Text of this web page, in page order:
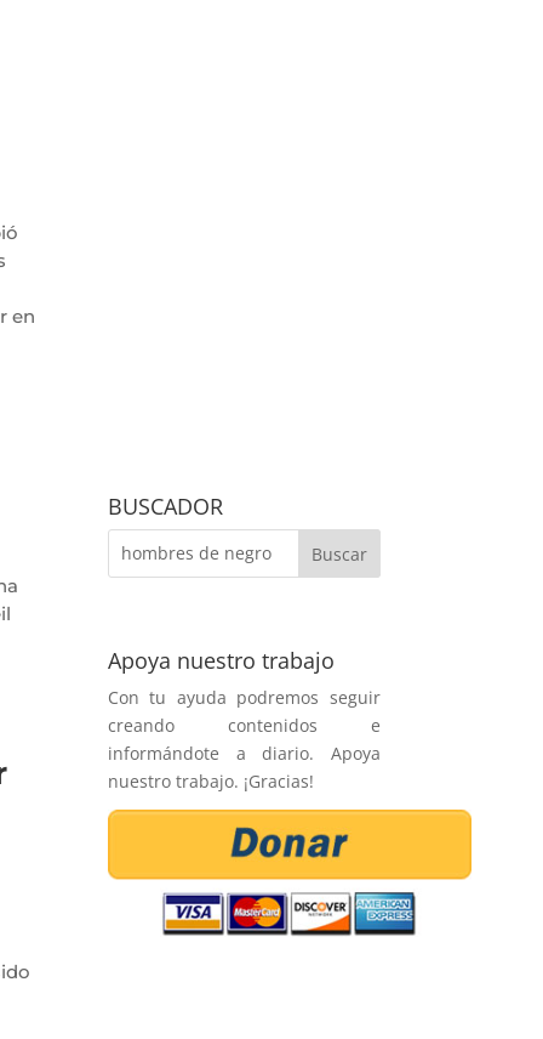
en
BUSCADOR
Apoya nuestro trabajo
Con tu ayuda podremos seguir
creando contenidos e
informándote a diario. Apoya
nuestro trabajo. ¡Gracias!